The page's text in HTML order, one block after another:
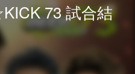
73 試合結